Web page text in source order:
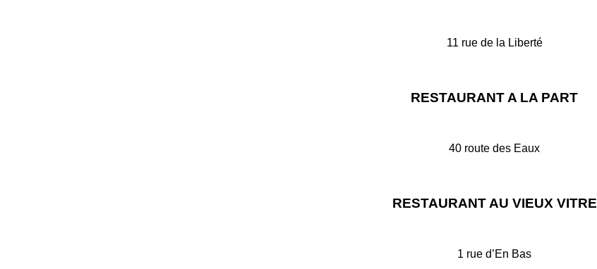
11 rue de la Liberté
Sur internet
RESTAURANT A LA PART
40 route des Eaux
Suiviez A la Part sur Facebook
RESTAURANT AU VIEUX VITRE
1 rue d’En Bas